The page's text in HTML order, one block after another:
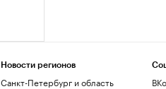
Новости регионов
Санкт-Петербург и область